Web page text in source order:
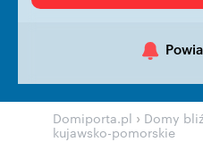
Domiporta.pl › Domy
kujawsko-pomorskie